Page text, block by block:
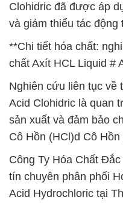
Clohidric đã được áp
và giảm thiểu tác
**Chi tiết hóa chất:
chất Axít HCL Liquid #
Nghiên cứu liên tục về
Acid Clohidric là quan
sản xuất và đảm bảo
Cô Hồn (HCl)d Cô Hồn
Công Ty Hóa Chất
tín chuyên phân phối
Acid Hydrochloric tại